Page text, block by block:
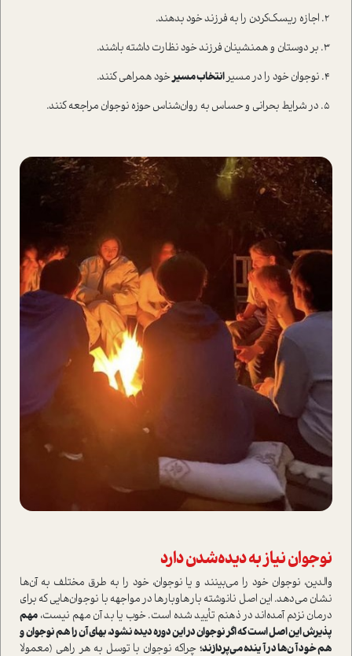
انتخاب مسیرخود همراهی کنند.
نوجوان نیاز به دیده‌شدن دارد
والدین، نوجوان خود را می‌بینند و یا نوجوان، خود را به طرق مختلف به آن‌ها
نشان می‌دهد. این اصل نانوشته بارهاوبارها در مواجهه با نوجوان‌هایی که برای
درمان نزدم آمده‌اند در ذهنم تأیید شده ا‌ست. خوب یا بد آن مهم نیست، مهم
پذیرش این اصل ا‌ست که اگر نوجوان در این دوره دیده نشود، بهای آن را هم نوجوان و
هم خود آن‌ها در آینده می‌پردازند؛ چرا‌که نوجوان با توسل به هر راهی (معمولا